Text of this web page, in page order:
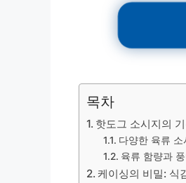
목차
핫도그 소시지의
다양한 육류 소
육류 함량과
케이싱의 비밀: 식